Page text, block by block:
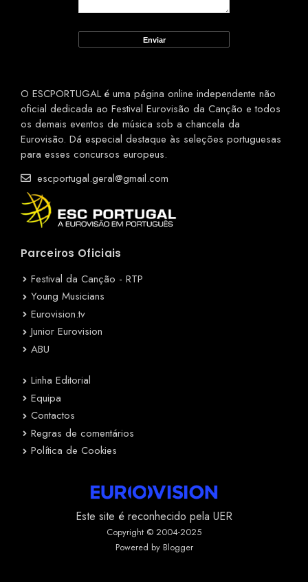
O ESCPORTUGAL é uma página online independente não
oficial dedicada ao Festival Eurovisão da Canção e todos
os demais eventos de música sob a chancela da
Eurovisão. Dá especial destaque às seleções portuguesas
para esses concursos europeus.
escportugal.geral@gmail.com
Parceiros Oficiais
Festival da Canção - RTP
Young Musicians
Eurovision.tv
Junior Eurovision
ABU
Linha Editorial
Equipa
Contactos
Regras de comentários
Política de Cookies
Este site é reconhecido pela UER
Copyright © 2004-2025
Powered by Blogger